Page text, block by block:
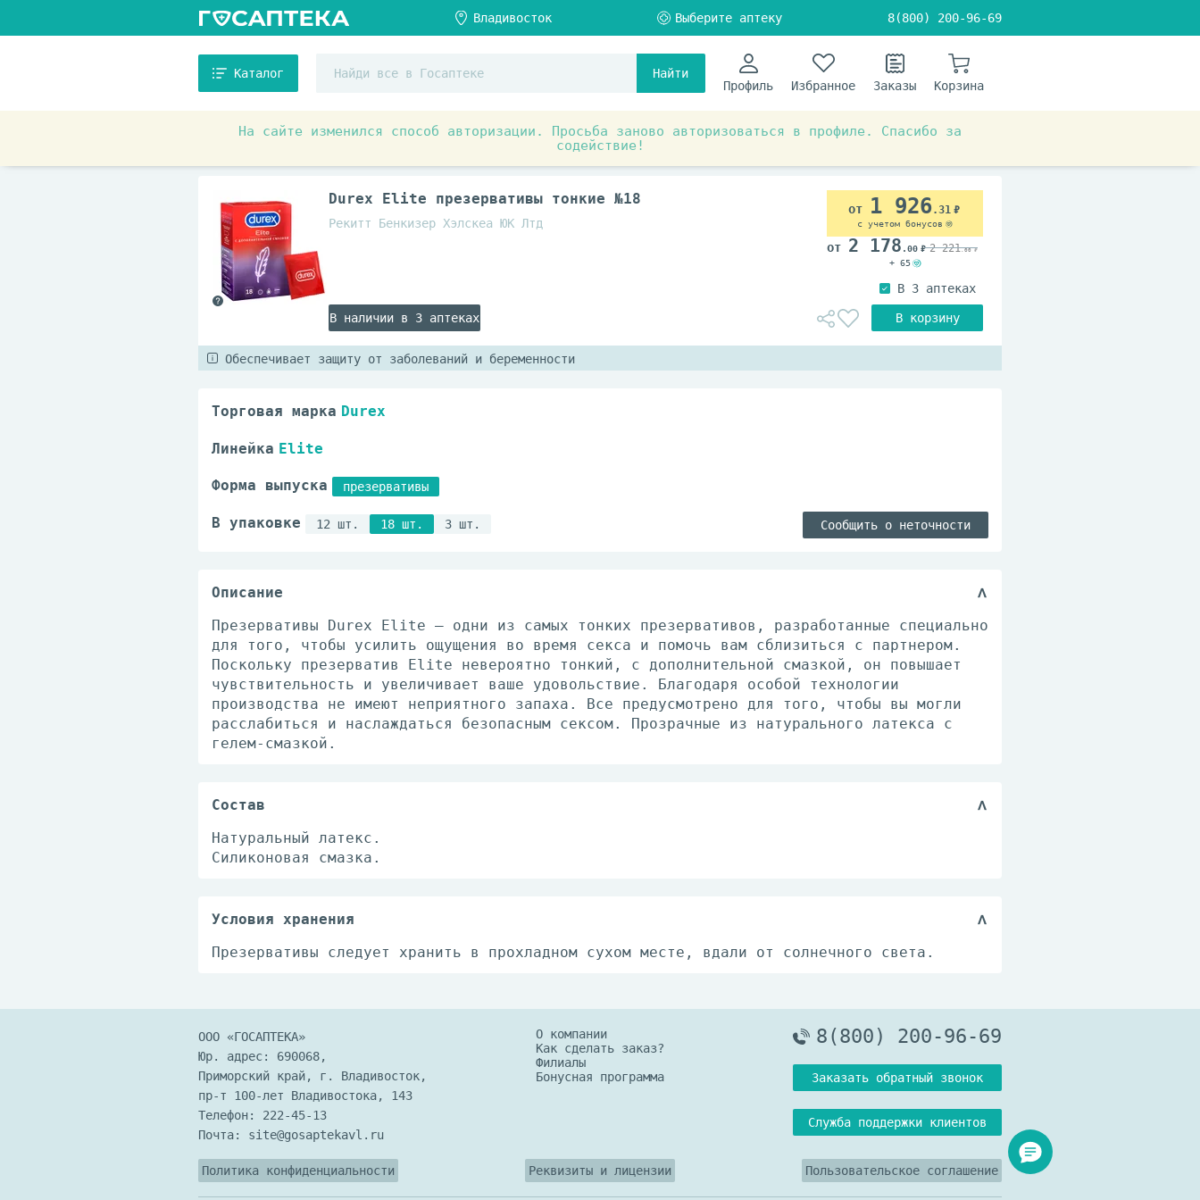
8(800) 200-96-69
Каталог
Найти
Профиль
Избранное Заказы Корзина
На сайте изменился способ авторизации. Просьба заново авторизоваться в профиле. Спасибо за
содействие!
Товары для взрослых Презервативы
Durex Elite презервативы тонкие №18
Рекитт Бенкизер Хэлскеа ЮК Лтд
В наличии в 3 аптеках
1 926.31
с учетом бонусов
2 178 .00 2 221.00
+ 65
Обеспечивает защиту от заболеваний и беременности
Торговая марка Durex
Линейка Elite
Форма выпуска презервативы
В упаковке 12 шт. 18 шт. 3 шт. Сообщить о неточности
Описание
Презервативы Durex Elite – одни из самых тонких презервативов, разработанные специально
для того, чтобы усилить ощущения во время секса и помочь вам сблизиться с партнером.
Поскольку презерватив Elite невероятно тонкий, с дополнительной смазкой, он повышает
чувствительность и увеличивает ваше удовольствие. Благодаря особой технологии
производства не имеют неприятного запаха. Все предусмотрено для того, чтобы вы могли
расслабиться и наслаждаться безопасным сексом. Прозрачные из натурального латекса с
гелем-смазкой.
Состав
Натуральный латекс.
Силиконовая смазка.
Условия хранения
Презервативы следует хранить в прохладном сухом месте, вдали от солнечного света.
ООО «ГОСАПТЕКА»
Юр. адрес: 690068,
Приморский край, г. Владивосток,
пр-т 100-лет Владивостока, 143
Телефон: 222-45-13
Почта: site@gosaptekavl.ru
О компании
Как сделать заказ?
Филиалы
Бонусная программа
8(800) 200-96-69
Заказать обратный звонок
Служба поддержки клиентов
Политика конфиденциальности Реквизиты и лицензии Пользовательское соглашение